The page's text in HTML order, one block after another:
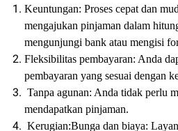
Keuntungan: Proses cepat dan
mengajukan pinjaman dalam
mengunjungi bank atau mengisi
Fleksibilitas pembayaran: Anda
pembayaran yang sesuai dengan
Tanpa agunan: Anda tidak perlu
mendapatkan pinjaman.
Kerugian:Bunga dan biaya: